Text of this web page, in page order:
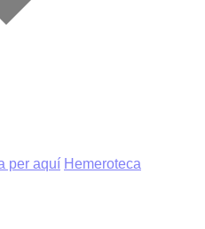
per aquí Hemeroteca